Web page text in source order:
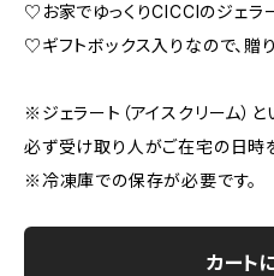
♡お家でゆっくりCICCIのジェラ
♡ギフトボックス入りなので、贈
※ジェラート（アイスクリーム）
必ず受け取り人がご在宅の日時
※冷凍庫での保存が必要です。
カート